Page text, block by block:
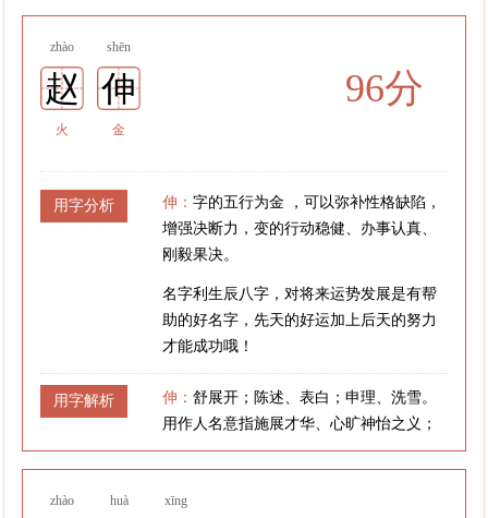
zhào shēn
赵 伸
火 金
96分
用字分析 伸：字的五行为金 ，可以弥补性格缺陷，
增强决断力，变的行动稳健、办事认真、
刚毅果决。
名字利生辰八字，对将来运势发展是有帮
助的好名字，先天的好运加上后天的努力
才能成功哦！
用字解析 伸：舒展开；陈述、表白；申理、洗雪。
用作人名意指施展才华、心旷神怡之义；
zhào huà xīng